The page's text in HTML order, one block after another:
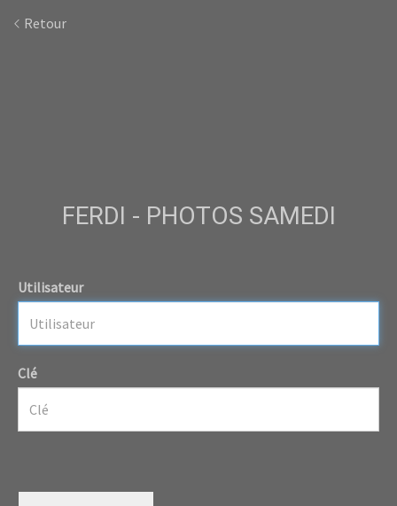
Retour
FERDI - PHOTOS SAMEDI
Utilisateur
Clé